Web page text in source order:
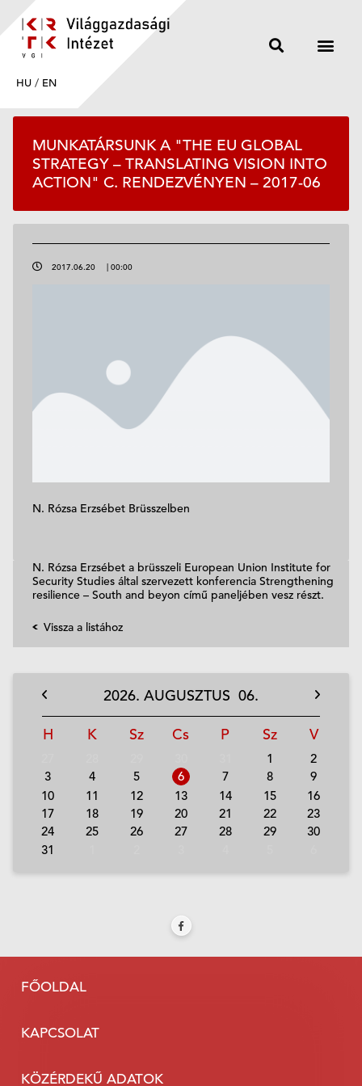
HU / EN
MUNKATÁRSUNK A "THE EU GLOBAL
STRATEGY – TRANSLATING VISION INTO
ACTION" C. RENDEZVÉNYEN – 2017-06
2017.06.20 | 00:00
N. Rózsa Erzsébet Brüsszelben
N. Rózsa Erzsébet a brüsszeli European Union Institute for
Security Studies által szervezett konferencia Strengthening
resilience – South and beyon című paneljében vesz részt.
Vissza a listához
2026. AUGUSZTUS 06.
H K Sz Cs P Sz V
1
2
3
4 5 6 7 8
9
10
11 12 13 14 15
16
17
18 19 20 21 22
23
24
25 26 27 28 29
30
31
FŐOLDAL
KAPCSOLAT
KÖZÉRDEKŰ ADATOK